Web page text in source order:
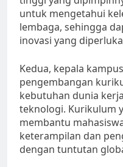
untuk mengetahui
lembaga, sehingga
inovasi yang
Kedua, kepala
pengembangan
kebutuhan dunia
teknologi. Kurikulum
membantu
keterampilan dan
dengan tuntutan